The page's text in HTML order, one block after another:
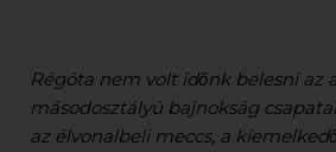
Régóta nem volt időnk belesni az
másodosztályú bajnokság
az élvonalbeli meccs, a